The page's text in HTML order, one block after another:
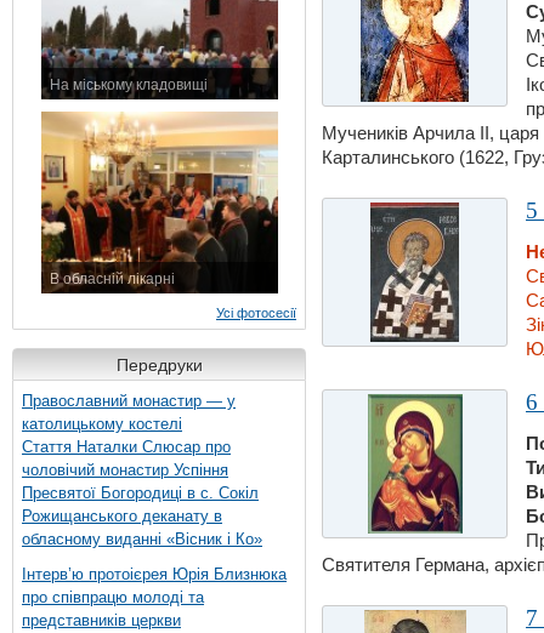
На міському кладовищі
В обласній лікарні
Усі фотосесії
Передруки
Православний монастир — у
католицькому костелі
Стаття Наталки Слюсар про
чоловічий монастир Успіння
Пресвятої Богородиці в с. Сокіл
Рожищанського деканату в
обласному виданні «Вісник і Ко»
Інтерв’ю протоієрея Юрія Близнюка
про співпрацю молоді та
представників церкви
Мучеників Арчила ІІ,
Карталинського (1622,
5
6
Святителя Германа,
7